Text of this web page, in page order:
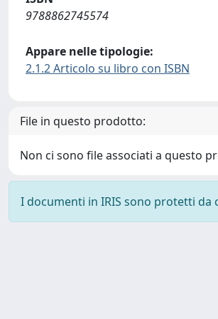
9788862745574
Appare nelle tipologie:
2.1.2 Articolo su libro con ISBN
File in questo prodotto:
Non ci sono file associati a questo
I documenti in IRIS sono protetti